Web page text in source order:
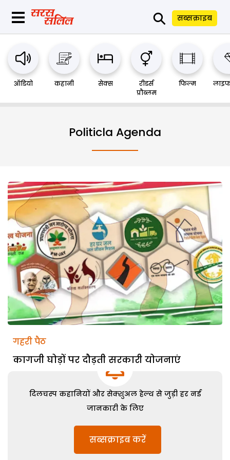
⚲ सब्सक्राइब
ऑडियो कहानी सेक्स
रीडर्स
प्रौब्लम
फिल्म
Politicla Agenda
गहरी पैठ
कागजी घोड़ों पर दौड़ती सरकारी योजनाएं
दिलचस्प कहानियों और सेक्शुअल हेल्थ से जुड़ी हर नई
जानकारी के लिए
सब्सक्राइब करें